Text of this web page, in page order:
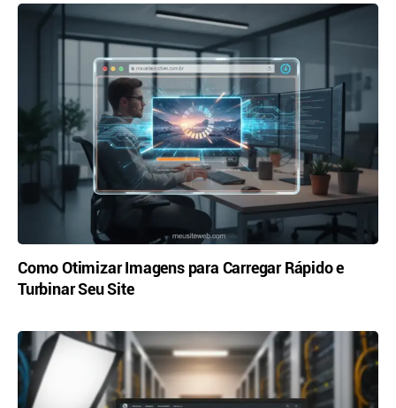
Como Otimizar Imagens para Carregar Rápido e
Turbinar Seu Site